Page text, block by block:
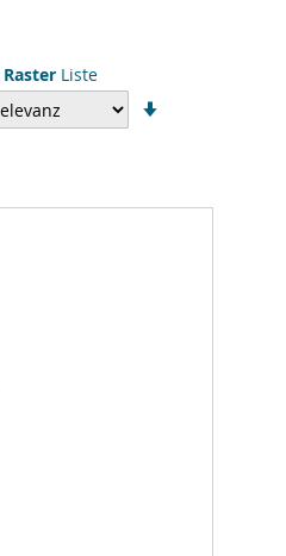
Raster Liste